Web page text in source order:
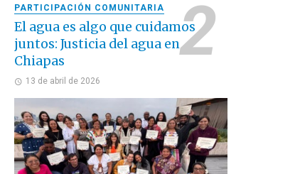
PARTICIPACIÓN COMUNITARIA
El agua es algo que cuidamos
juntos: Justicia del agua en
Chiapas
13 de abril de 2026